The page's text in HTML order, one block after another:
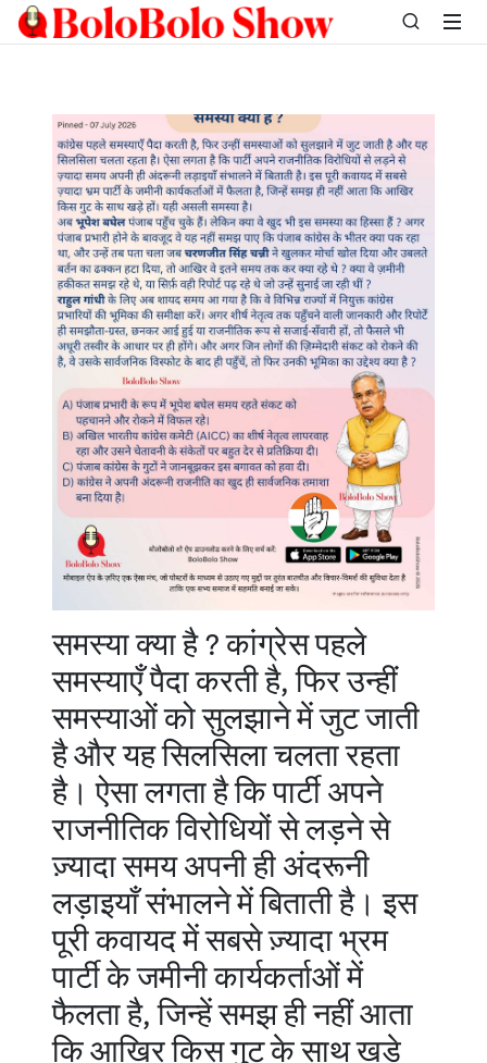
समस्या क्या है ? कांग्रेस पहले
समस्याएँ पैदा करती है, फिर उन्हीं
समस्याओं को सुलझाने में जुट जाती
है और यह सिलसिला चलता रहता
है। ऐसा लगता है कि पार्टी अपने
राजनीतिक विरोधियों से लड़ने से
ज़्यादा समय अपनी ही अंदरूनी
लड़ाइयाँ संभालने में बिताती है। इस
पूरी कवायद में सबसे ज़्यादा भ्रम
पार्टी के जमीनी कार्यकर्ताओं में
फैलता है, जिन्हें समझ ही नहीं आता
कि आखिर किस गुट के साथ खड़े